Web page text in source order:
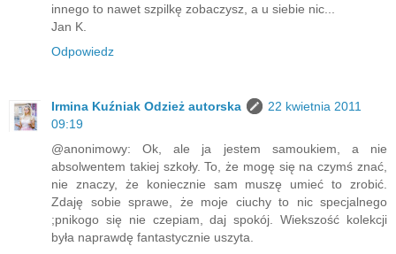
innego to nawet szpilkę zobaczysz, a u siebie nic...
Jan K.
Odpowiedz
Irmina Kuźniak Odzież autorska
22 kwietnia 2011
09:19
@anonimowy: Ok, ale ja jestem samoukiem, a nie
absolwentem takiej szkoły. To, że mogę się na czymś znać,
nie znaczy, że koniecznie sam muszę umieć to zrobić.
Zdaję sobie sprawe, że moje ciuchy to nic specjalnego
;pnikogo się nie czepiam, daj spokój. Wiekszość kolekcji
była naprawdę fantastycznie uszyta.